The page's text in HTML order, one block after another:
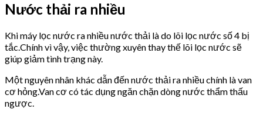
Nước thải ra nhiều
Khi máy lọc nước ra nhiều nước thải là do lõi lọc nước số 4 bị
tắc.Chính vì vậy, việc thường xuyên thay thế lõi lọc nước sẽ
giúp giảm tình trạng này.
Một nguyên nhân khác dẫn đến nước thải ra nhiều chính là van
cơ hỏng.Van cơ có tác dụng ngăn chặn dòng nước thẩm thấu
ngược.